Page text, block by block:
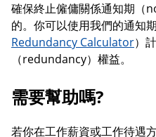
確保終止僱傭關係通知期（
的。你可以使用我們的通知
Redundancy Calculator）
（redundancy）權益。
需要幫助嗎?
若你在工作薪資或工作待遇